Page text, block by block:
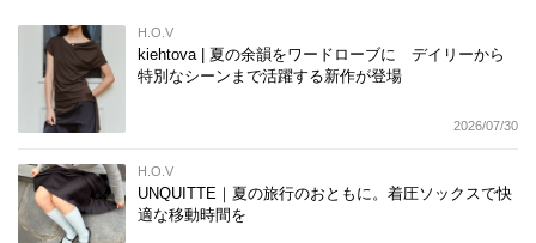
H.O.V
kiehtova | 夏の余韻をワードローブに デイリーから
特別なシーンまで活躍する新作が登場
2026/07/30
H.O.V
UNQUITTE｜夏の旅行のおともに。着圧ソックスで快
適な移動時間を